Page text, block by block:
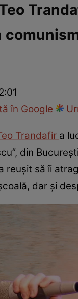
Paparazzii
în Google
Trandafir a
din
reușit să îi
dar și